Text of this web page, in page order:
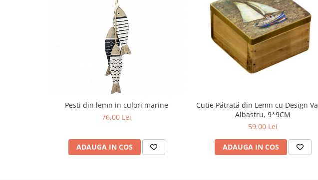
Pesti din lemn in culori marine
76,00 Lei
ADAUGA IN COS
Cutie Pătrată din Lemn cu Design
Albastru, 9*9CM
59,00 Lei
ADAUGA IN COS